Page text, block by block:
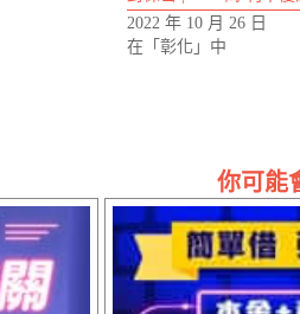
2022 年 10 月 26 日
在「彰化」中
你可能